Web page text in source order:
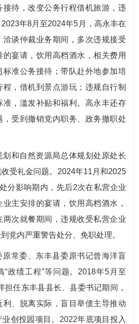
接待，改变公务行程借机旅游，违
年8月至2024年5月，高永丰在
洽谈仲裁业务期间，多次违规接受
宴请，饮用高档酒水，相关费用
标准公务接待；带队赴外地参加培
，借机到景点游玩；违规自行制
准，滥发补贴和福利。高永丰还存
，受到撤销党内职务、政务撤职处
划和自然资源局总体规划处原处长
受礼金问题。2024年11月和2025
分影响期内，先后2次在私营企业
主安排的宴请，饮用高档酒水，
两次就餐期间，违规收受私营企业
党内严重警告处分、免职处理。
原常委、东丰县委原书记曾海洋盲
“政绩工程”等问题。2018年5月至
担任东丰县县长、县委书记期间，
利、脱离实际，盲目举债主导推动
创投园项目。2022年底项目投入